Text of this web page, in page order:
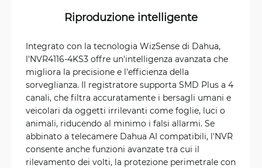
Riproduzione intelligente
Integrato con la tecnologia WizSense di Dahua,
l'NVR4116-4KS3 offre un'intelligenza avanzata che
migliora la precisione e l'efficienza della
sorveglianza. Il registratore supporta SMD Plus a 4
canali, che filtra accuratamente i bersagli umani e
veicolari da oggetti irrilevanti come foglie, luci o
animali, riducendo al minimo i falsi allarmi. Se
abbinato a telecamere Dahua AI compatibili, l'NVR
consente anche funzioni avanzate tra cui il
rilevamento dei volti, la protezione perimetrale con